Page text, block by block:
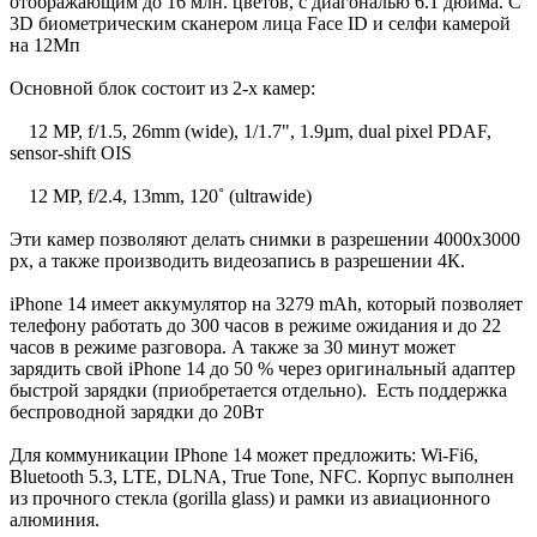
3D биометрическим сканером лица Face ID и селфи камерой
на 12Мп
Основной блок состоит из 2-х камер:
12 MP, f/1.5, 26mm (wide), 1/1.7", 1.9µm, dual pixel PDAF,
sensor-shift OIS
12 MP, f/2.4, 13mm, 120˚ (ultrawide)
Эти камер позволяют делать снимки в разрешении 4000x3000
px, а также производить видеозапись в разрешении 4К.
iPhone 14 имеет аккумулятор на 3279 mAh, который позволяет
телефону работать до 300 часов в режиме ожидания и до 22
часов в режиме разговора. А также за 30 минут может
зарядить свой iPhone 14 до 50 % через оригинальный адаптер
быстрой зарядки (приобретается отдельно). Есть поддержка
беспроводной зарядки до 20Вт
Для коммуникации IPhone 14 может предложить: Wi-Fi6,
Bluetooth 5.3, LTE, DLNA, True Tone, NFC. Корпус выполнен
из прочного стекла (gorilla glass) и рамки из авиационного
алюминия.